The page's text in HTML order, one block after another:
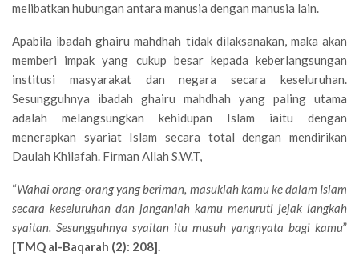
melibatkan hubungan antara manusia dengan manusia lain.
Apabila ibadah ghairu mahdhah tidak dilaksanakan, maka akan
memberi impak yang cukup besar kepada keberlangsungan
institusi masyarakat dan negara secara keseluruhan.
Sesungguhnya ibadah ghairu mahdhah yang paling utama
adalah melangsungkan kehidupan Islam iaitu dengan
menerapkan syariat Islam secara total dengan mendirikan
Daulah Khilafah. Firman Allah S.W.T,
“Wahai orang-orang yang beriman, masuklah kamu ke dalam Islam
secara keseluruhan dan janganlah kamu menuruti jejak langkah
syaitan. Sesungguhnya syaitan itu musuh yangnyata bagi kamu”
[TMQ al-Baqarah (2): 208].